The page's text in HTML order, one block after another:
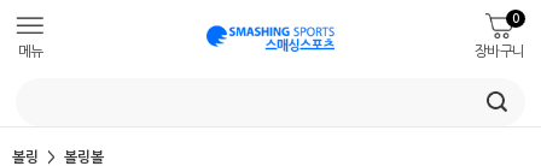
메뉴 장바구니
0
볼링 볼링볼